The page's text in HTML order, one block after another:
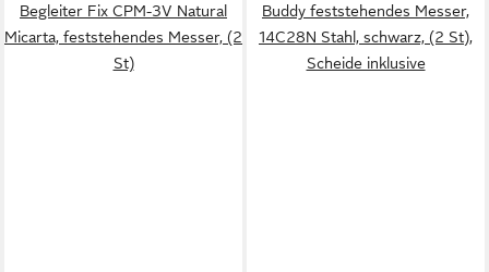
Begleiter Fix CPM-3V Natural
Micarta, feststehendes Messer, (2
St)
Buddy feststehendes Messer,
14C28N Stahl, schwarz, (2 St),
Scheide inklusive